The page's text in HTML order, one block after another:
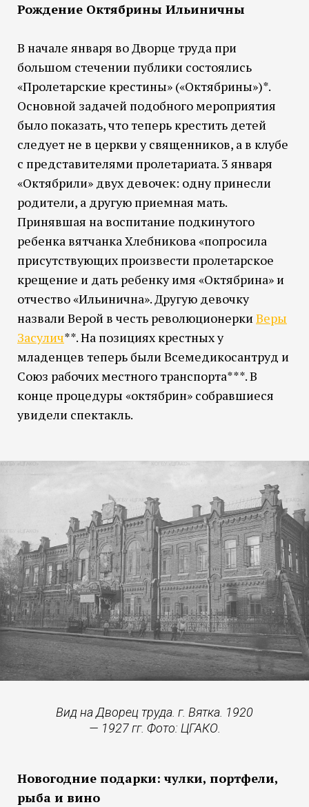
Рождение Октябрины Ильиничны
В начале января во Дворце труда при
большом стечении публики состоялись
«Пролетарские крестины» («Октябрины»)*.
Основной задачей подобного мероприятия
было показать, что теперь крестить детей
следует не в церкви у священников, а в клубе
с представителями пролетариата. 3 января
«Октябрили» двух девочек: одну принесли
родители, а другую приемная мать.
Принявшая на воспитание подкинутого
ребенка вятчанка Хлебникова «попросила
присутствующих произвести пролетарское
крещение и дать ребенку имя «Октябрина» и
отчество «Ильинична». Другую девочку
назвали Верой в честь революционерки Веры
Засулич**. На позициях крестных у
младенцев теперь были Всемедикосантруд и
Союз рабочих местного транспорта***. В
конце процедуры «октябрин» собравшиеся
увидели спектакль.
Вид на Дворец труда. г. Вятка. 1920
— 1927 гг. Фото: ЦГАКО.
Новогодние подарки: чулки, портфели,
рыба и вино